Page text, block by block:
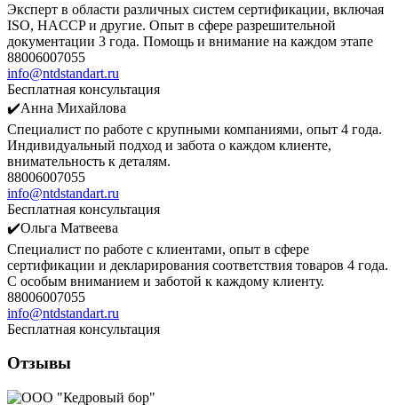
Эксперт в области различных систем сертификации, включая
ISO, HACCP и другие. Опыт в сфере разрешительной
документации 3 года. Помощь и внимание на каждом этапе
88006007055
info@ntdstandart.ru
Бесплатная консультация
✔️Анна Михайлова
Специалист по работе с крупными компаниями, опыт 4 года.
Индивидуальный подход и забота о каждом клиенте,
внимательность к деталям.
88006007055
info@ntdstandart.ru
Бесплатная консультация
✔️Ольга Матвеева
Специалист по работе с клиентами, опыт в сфере
сертификации и декларирования соответствия товаров 4 года.
С особым вниманием и заботой к каждому клиенту.
88006007055
info@ntdstandart.ru
Бесплатная консультация
Отзывы